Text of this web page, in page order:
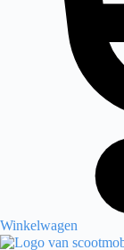
Winkelwagen